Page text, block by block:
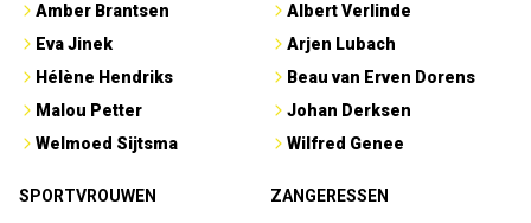
Amber Brantsen
Eva Jinek
Hélène Hendriks
Malou Petter
Welmoed Sijtsma
Albert Verlinde
Arjen Lubach
Beau van Erven Dorens
Johan Derksen
Wilfred Genee
SPORTVROUWEN
ZANGERESSEN